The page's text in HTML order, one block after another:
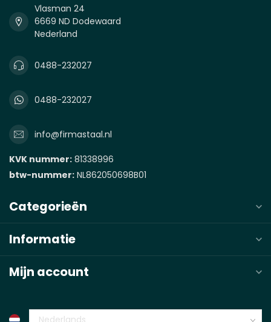
Vlasman 24
6669 ND Dodewaard
Nederland
0488-232027
0488-232027
info@firmastaal.nl
KVK nummer: 81338996
btw-nummer: NL862050698B01
Categorieën
Informatie
Mijn account